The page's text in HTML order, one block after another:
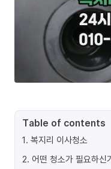
Table of contents
1. 복지리 이사청소
2. 어떤 청소가 필요하신